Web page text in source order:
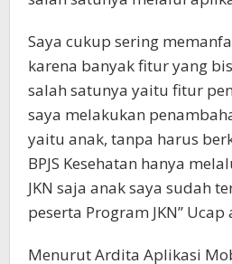
Saya cukup sering
karena banyak fitur yang
salah satunya yaitu fitur
saya melakukan
yaitu anak, tanpa harus
BPJS Kesehatan hanya
JKN saja anak saya sudah
peserta Program JKN” Ucap
Menurut Ardita Aplikasi